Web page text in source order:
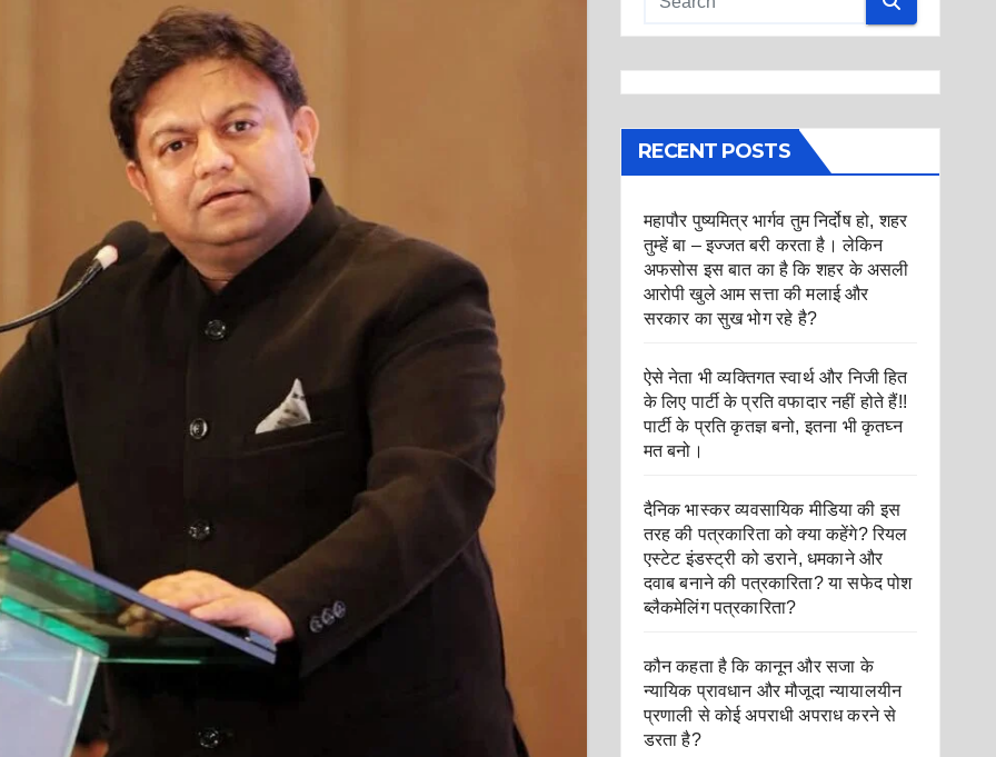
RECENT POSTS
महापौर पुष्यमित्र भार्गव तुम निर्दोष हो, शहर
तुम्हें बा – इज्जत बरी करता है। लेकिन
अफसोस इस बात का है कि शहर के असली
आरोपी खुले आम सत्ता की मलाई और
सरकार का सुख भोग रहे है?
ऐसे नेता भी व्यक्तिगत स्वार्थ और निजी हित
के लिए पार्टी के प्रति वफादार नहीं होते हैं!!
पार्टी के प्रति कृतज्ञ बनो, इतना भी कृतघ्न
मत बनो।
दैनिक भास्कर व्यवसायिक मीडिया की इस
तरह की पत्रकारिता को क्या कहेंगे? रियल
एस्टेट इंडस्ट्री को डराने, धमकाने और
दवाब बनाने की पत्रकारिता? या सफेद पोश
ब्लैकमेलिंग पत्रकारिता?
कौन कहता है कि कानून और सजा के
न्यायिक प्रावधान और मौजूदा न्यायालयीन
प्रणाली से कोई अपराधी अपराध करने से
डरता है?